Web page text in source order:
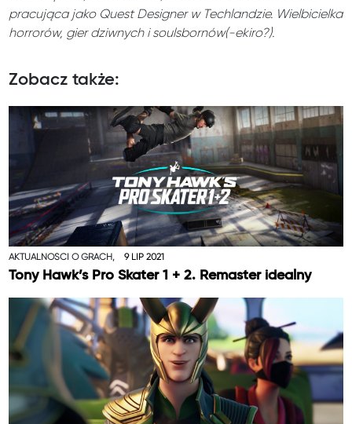
pracująca jako Quest Designer w Techlandzie. Wielbicielka
horrorów, gier dziwnych i soulsbornów(-ekiro?).
Zobacz także:
AKTUALNOŚCI O GRACH, 9 LIP 2021
Tony Hawk’s Pro Skater 1 + 2. Remaster idealny